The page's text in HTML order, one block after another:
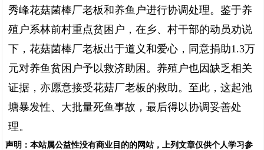
秀峰花菇菌棒厂老板和养鱼户进行协调处理。鉴于养
殖户系林前村重点贫困户，在乡、村干部的动员劝说
下，花菇菌棒厂老板出于道义和爱心，同意捐助1.3万
元对养鱼贫困户予以救济助困。养殖户也因缺乏相关
证据，亦愿意接受花菇厂老板的救助。至此，这起池
塘暴发性、大批量死鱼事故，最后得以协调妥善处
理。
声明： 本站属公益性没有商业目的的网站，上列文章仅供个人学习参